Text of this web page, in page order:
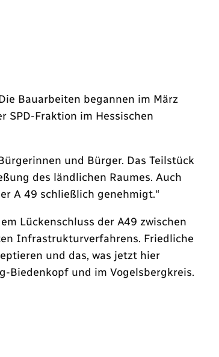
Bauarbeiten begannen im März
SPD-Fraktion im Hessischen
und Bürger. Das Teilstück
des ländlichen Raumes. Auch
A 49 schließlich genehmigt.“
Lückenschluss der A49 zwischen
Infrastrukturverfahrens. Friedliche
und das, was jetzt hier
Biedenkopf und im Vogelsbergkreis.